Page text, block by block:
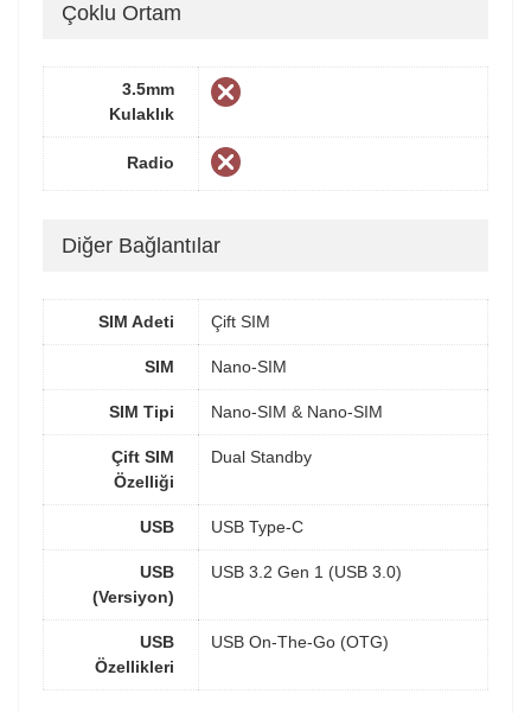
Çoklu Ortam
3.5mm
Kulaklık
Radio
Diğer Bağlantılar
SIM Adeti Çift SIM
SIM Nano-SIM
SIM Tipi Nano-SIM & Nano-SIM
Çift SIM
Özelliği
Dual Standby
USB USB Type-C
USB
(Versiyon)
USB 3.2 Gen 1 (USB 3.0)
USB
Özellikleri
USB On-The-Go (OTG)